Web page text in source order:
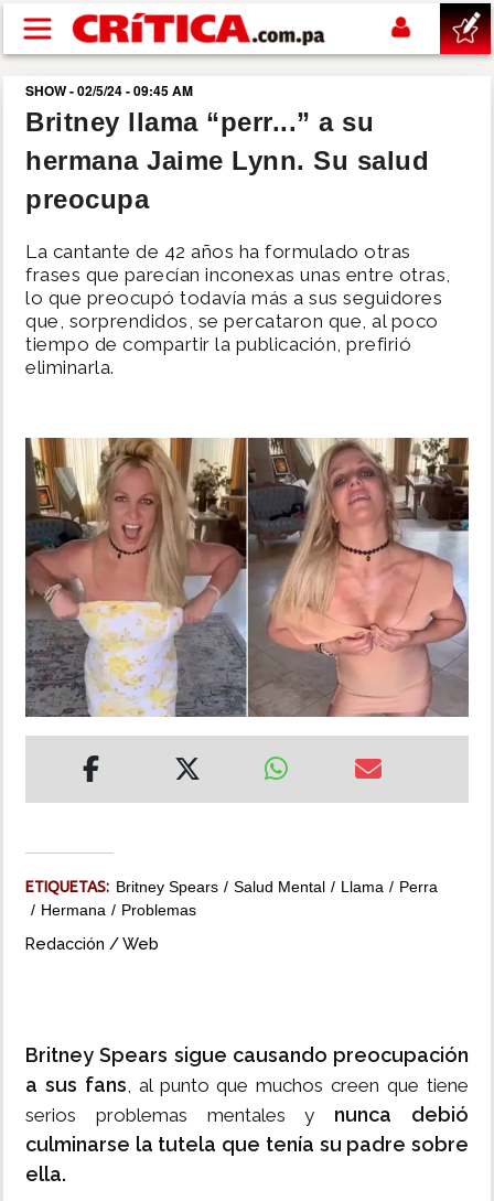
Pasar al contenido principal
buscar
SUCESOS
POLÍTICA
SHOW
MUNDO
INSÓLITAS
MULTIMEDIA
IMPRESO
SHOW - 02/5/24 - 09:45 AM
Britney llama “perr...” a su
hermana Jaime Lynn. Su salud
preocupa
La cantante de 42 años ha formulado otras
frases que parecían inconexas unas entre otras,
lo que preocupó todavía más a sus seguidores
que, sorprendidos, se percataron que, al poco
tiempo de compartir la publicación, prefirió
eliminarla.
ETIQUETAS: Britney Spears Salud Mental Llama
Perra
Hermana
Problemas
Redacción / Web
Britney Spears sigue causando preocupación
a sus fans, al punto que muchos creen que tiene
serios problemas mentales y nunca debió
culminarse la tutela que tenía su padre sobre
ella.